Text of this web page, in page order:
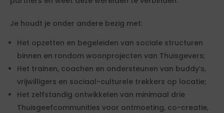
Je houdt je onder andere bezig met:
Het opzetten en begeleiden van sociale structuren
binnen en rondom woonprojecten van Thuisgevers;
Het trainen, coachen en ondersteunen van buddy’s,
vrijwilligers en sociaal-culturele trekkers op locatie;
Het zelfstandig ontwikkelen van minimaal drie
Thuisgeefcommunities voor ontmoeting, co-creatie,